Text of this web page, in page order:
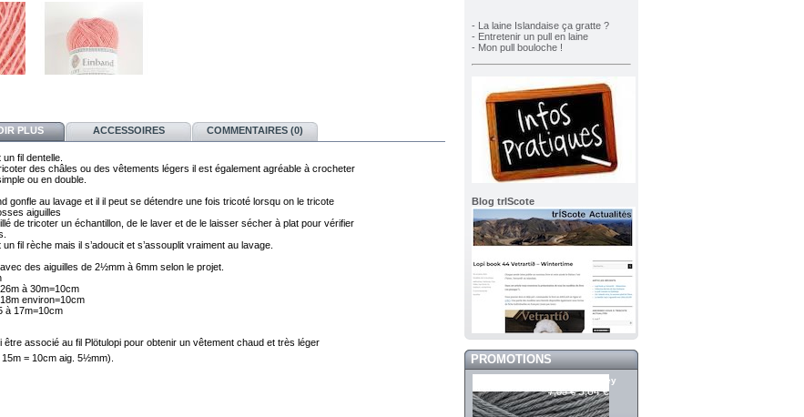
PLUS ACCESSOIRES COMMENTAIRES (0)
fil dentelle.
des châles ou des vêtements légers il est également agréable à crocheter
ou en double.
gonfle au lavage et il il peut se détendre une fois tricoté lorsqu on le tricote
de tricoter un échantillon, de le laver et de le laisser sécher à plat pour vérifier
fil rèche mais il s’adoucit et s’assouplit vraiment au lavage.
des aiguilles de 2½mm à 6mm selon le projet.
à 30m=10cm
environ=10cm
à 17m=10cm
être associé au fil Plötulopi pour obtenir un vêtement chaud et très léger
= 10cm aig. 5½mm).
- La laine Islandaise ça gratte ?
- Entretenir un pull en laine
- Mon pull bouloche !
Blog trIScote
PROMOTIONS
Merci 958 Grey
7,05 € 5,64 €